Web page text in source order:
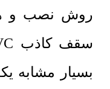
روش نصب و
بسیار مشابه